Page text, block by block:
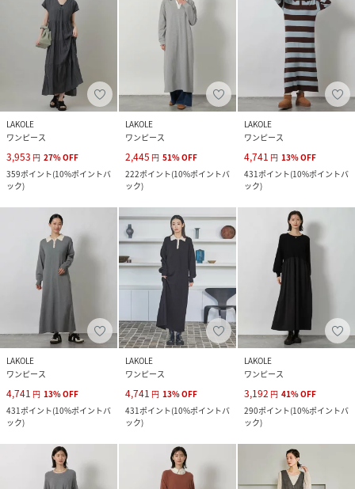
LAKOLE
ワンピース
3,953 円 27%OFF
359ポイント(10%ポイントバ
ック)
LAKOLE
ワンピース
2,445 円 51%OFF
222ポイント(10%ポイントバ
ック)
LAKOLE
ワンピース
4,741 円 13%OFF
431ポイント(10%ポイントバ
ック)
LAKOLE
ワンピース
4,741 円 13%OFF
431ポイント(10%ポイントバ
ック)
LAKOLE
ワンピース
4,741 円 13%OFF
431ポイント(10%ポイントバ
ック)
LAKOLE
ワンピース
3,192 円 41%OFF
290ポイント(10%ポイントバ
ック)